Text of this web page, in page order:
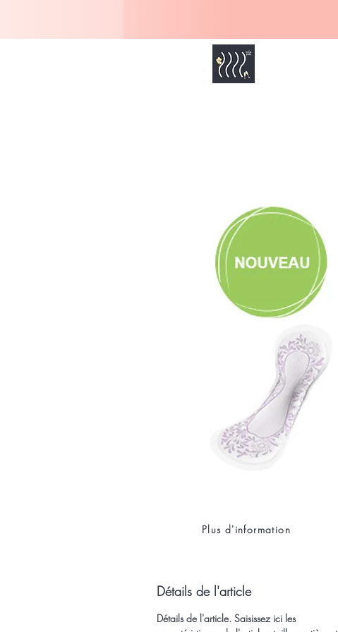
Détails de l'article
Détails de l'article. Saisissez ici les
Plus d'information